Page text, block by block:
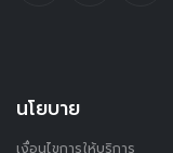
นโยบาย
เงื่อนไขการให้บริการ